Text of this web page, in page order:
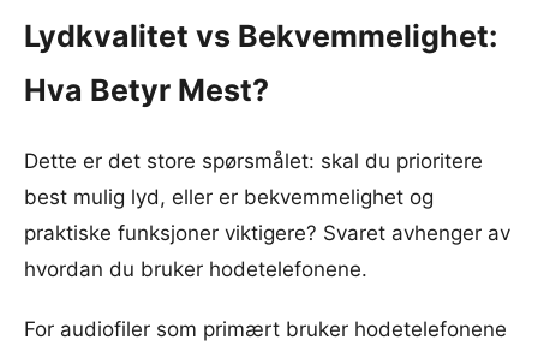
Lydkvalitet vs Bekvemmelighet:
Hva Betyr Mest?
Dette er det store spørsmålet: skal du prioritere
best mulig lyd, eller er bekvemmelighet og
praktiske funksjoner viktigere? Svaret avhenger av
hvordan du bruker hodetelefonene.
For audiofiler som primært bruker hodetelefonene